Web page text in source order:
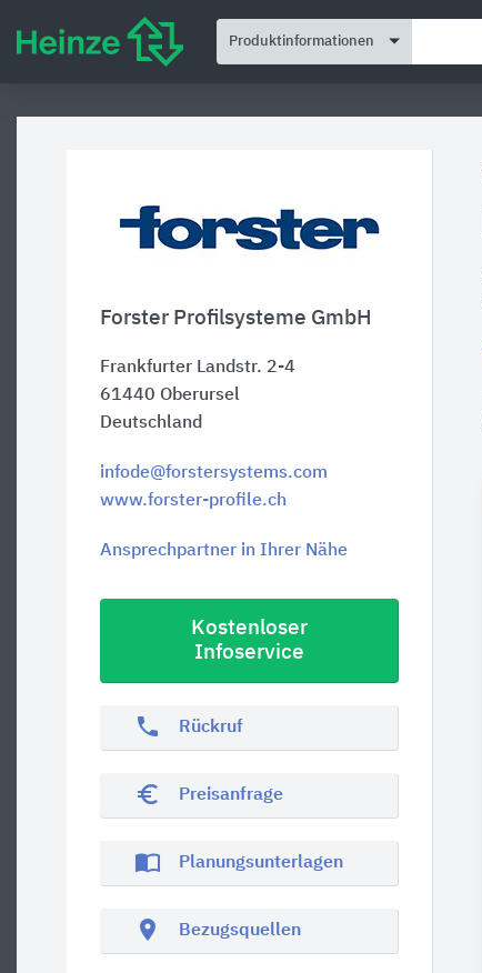
Produktinformationen
Forster Profilsysteme GmbH
Frankfurter Landstr. 2-4
61440 Oberursel
Deutschland
infode@forstersystems.com
www.forster-profile.ch
Ansprechpartner in Ihrer Nähe
Kostenloser
Infoservice
phone Rückruf
euro_symbol Preisanfrage
import_contacts Planungsunterlagen
location_on Bezugsquellen